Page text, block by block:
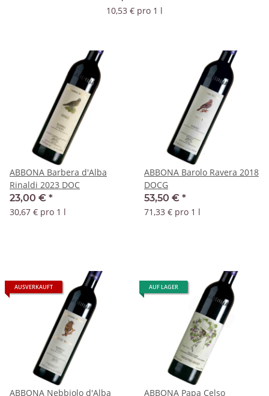
10,53 € pro 1 l
ABBONA Barbera d'Alba
Rinaldi 2023 DOC
23,00 € *
30,67 € pro 1 l
ABBONA Barolo Ravera 2018
DOCG
53,50 € *
71,33 € pro 1 l
AUSVERKAUFT
ABBONA Nebbiolo d'Alba
AUF LAGER
ABBONA Papa Celso